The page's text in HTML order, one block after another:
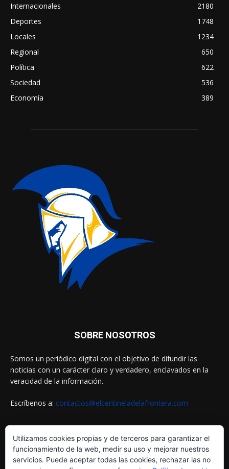
Internacionales
2180
Deportes
1748
Locales
1234
Regional
650
Política
622
Sociedad
536
Economía
389
SOBRE NOSOTROS
Somos un periódico digital con el objetivo de difundir las
noticias con un carácter claro y verdadero, enclavados en la
veracidad de la información.
Escríbenos a: contactos@elcentineladelafrontera.com
SIGUENOS EN
Utilizamos cookies propias y de terceros para garantizar el
funcionamiento de la web, medir su uso y mejorar nuestros
servicios. Puede aceptar todas las cookies, rechazar las no